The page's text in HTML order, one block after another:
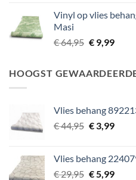
was:
is:
Vinyl op vlies
Masi
€64,95
€ 64,95.
€9,99
€
HOOGST
Vlies behang
€44,95
€ 44,95.
€3,99
€
Vlies behang
€29,95 €5,99